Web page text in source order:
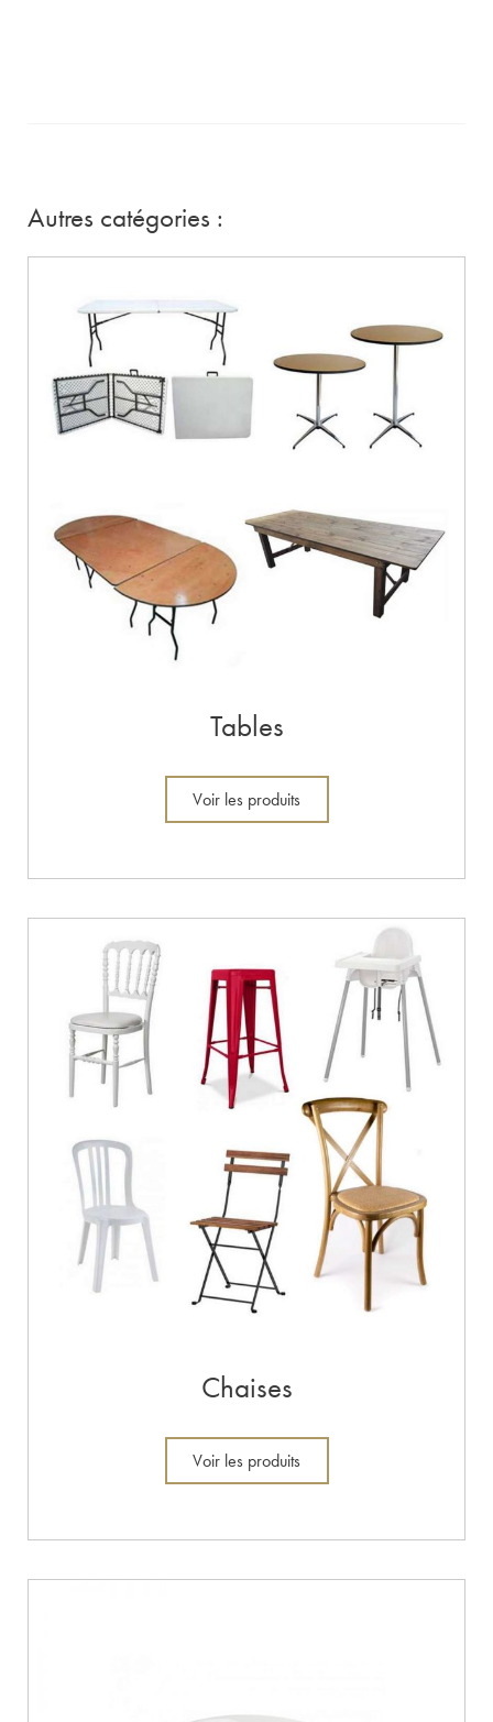
Autres catégories :
Tables
Voir les produits
Chaises
Voir les produits